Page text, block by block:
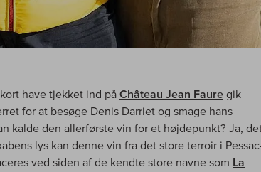
have tjekket ind på Château Jean Faure gik
for at besøge Denis Darriet og smage hans
kalde den allerførste vin for et højdepunkt? Ja,
lys kan denne vin fra det store terroir i
ved siden af de kendte store navne som La